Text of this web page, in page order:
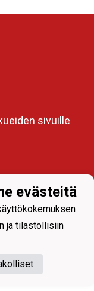
sivuille
evästeitä
ja tilastollisiin